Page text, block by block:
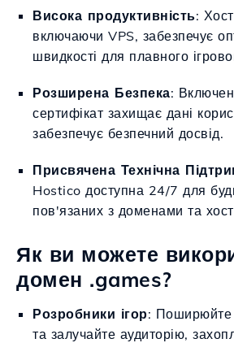
Висока продуктивність:
включаючи VPS, забезпечує
швидкості для плавного
Розширена Безпека:
сертифікат захищає дані
забезпечує безпечний досвід.
Присвячена Технічна
Hostico доступна 24/7 для
пов'язаних з доменами та
Як ви можете
домен .games?
Розробники ігор: Поширюйте
та залучайте аудиторію,